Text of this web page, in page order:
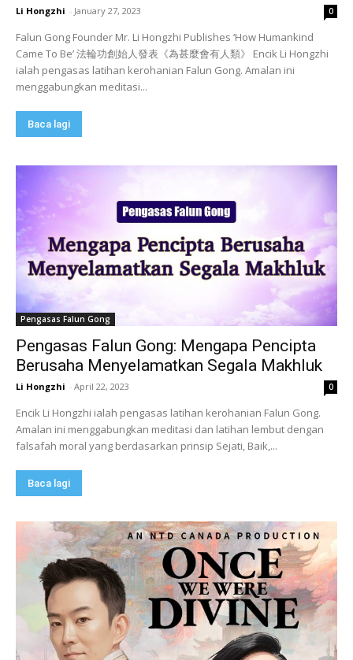
Li Hongzhi - January 27, 2023 0
Falun Gong Founder Mr. Li Hongzhi Publishes ‘How Humankind
Came To Be’ 法輪功創始人發表《為甚麼會有人類》 Encik Li Hongzhi
ialah pengasas latihan kerohanian Falun Gong. Amalan ini
menggabungkan meditasi...
Baca lagi
Pengasas Falun Gong
Pengasas Falun Gong: Mengapa Pencipta
Berusaha Menyelamatkan Segala Makhluk
Li Hongzhi - April 22, 2023 0
Encik Li Hongzhi ialah pengasas latihan kerohanian Falun Gong.
Amalan ini menggabungkan meditasi dan latihan lembut dengan
falsafah moral yang berdasarkan prinsip Sejati, Baik,...
Baca lagi